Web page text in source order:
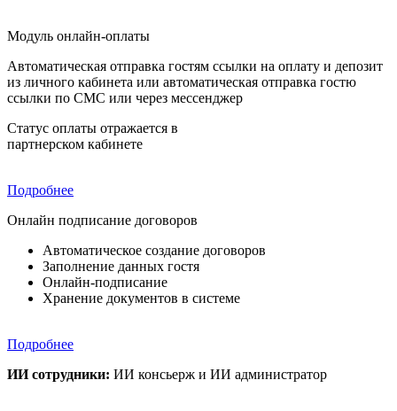
Модуль онлайн-оплаты
Автоматическая отправка гостям ссылки на оплату и депозит
из личного кабинета или автоматическая отправка гостю
ссылки по СМС или через мессенджер
Статус оплаты отражается в
партнерском кабинете
Подробнее
Онлайн подписание договоров
Автоматическое создание договоров
Заполнение данных гостя
Онлайн-подписание
Хранение документов в системе
Подробнее
ИИ сотрудники: ИИ консьерж и ИИ администратор